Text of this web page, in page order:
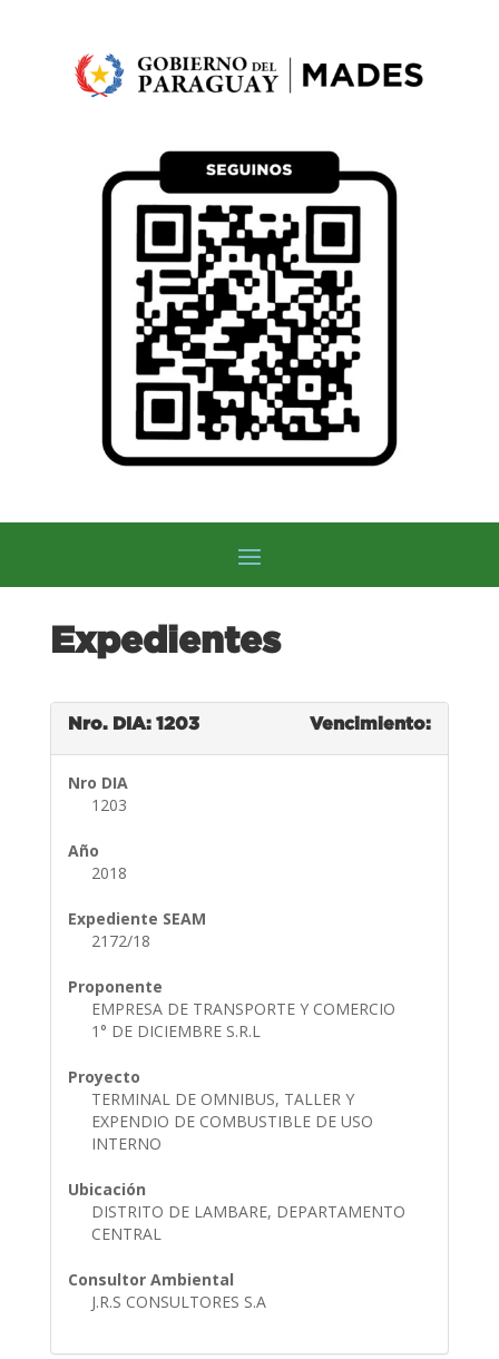
Expedientes
Nro. DIA: 1203 Vencimiento:
Nro DIA
1203
Año
2018
Expediente SEAM
2172/18
Proponente
EMPRESA DE TRANSPORTE Y COMERCIO
1° DE DICIEMBRE S.R.L
Proyecto
TERMINAL DE OMNIBUS, TALLER Y
EXPENDIO DE COMBUSTIBLE DE USO
INTERNO
Ubicación
DISTRITO DE LAMBARE, DEPARTAMENTO
CENTRAL
Consultor Ambiental
J.R.S CONSULTORES S.A